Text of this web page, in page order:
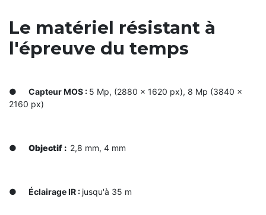
Le matériel résistant à
l'épreuve du temps
● Capteur MOS : 5 Mp, (2880 × 1620 px), 8 Mp (3840 ×
2160 px)
● Objectif : 2,8 mm, 4 mm
● Éclairage IR : jusqu'à 35 m